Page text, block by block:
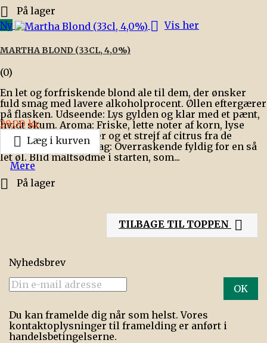

På lager
Ny
 Vis her
MARTHA BLOND (33CL, 4,0%)
(0)
En let og forfriskende blond ale til dem, der ønsker
fuld smag med lavere alkoholprocent. Øllen eftergærer
på flasken. Udseende: Lys gylden og klar med et pænt,
hvidt skum. Aroma: Friske, lette noter af korn, lyse
malte, milde blomster og et strejf af citrus fra de
belgiske humler. Smag: Overraskende fyldig for en så
let øl. Blid maltsødme i starten, som...
Pris
29,00 kr.
 Læg i kurven
Mere
 På lager
TILBAGE TIL TOPPEN 
Nyhedsbrev
Du kan framelde dig når som helst. Vores
kontaktoplysninger til framelding er anført i
handelsbetingelserne.